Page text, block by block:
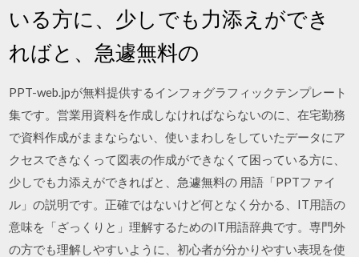
いる方に、少しでも力添えができ
ればと、急遽無料の
PPT-web.jpが無料提供するインフォグラフィックテンプレート
集です。営業用資料を作成しなければならないのに、在宅勤務
で資料作成がままならない、使いまわしをしていたデータにア
クセスできなくって図表の作成ができなくて困っている方に、
少しでも力添えができればと、急遽無料の 用語「PPTファイ
ル」の説明です。正確ではないけど何となく分かる、IT用語の
意味を「ざっくりと」理解するためのIT用語辞典です。専門外
の方でも理解しやすいように、初心者が分かりやすい表現を使